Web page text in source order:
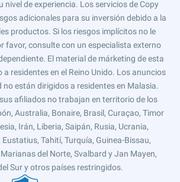
nivel de experiencia. Los servicios de Copy
adicionales para su inversión debido a la
productos. Si los riesgos implícitos no le
favor, consulte con un especialista externo
El material de márketing de esta
residentes en el Reino Unido. Los anuncios
no están dirigidos a residentes en Malasia.
afiliados no trabajan en territorio de los
Australia, Bonaire, Brasil, Curaçao, Timor
Irán, Liberia, Saipán, Rusia, Ucrania,
Tahití, Turquía, Guinea-Bissau,
del Norte, Svalbard y Jan Mayen,
Sur y otros países restringidos.